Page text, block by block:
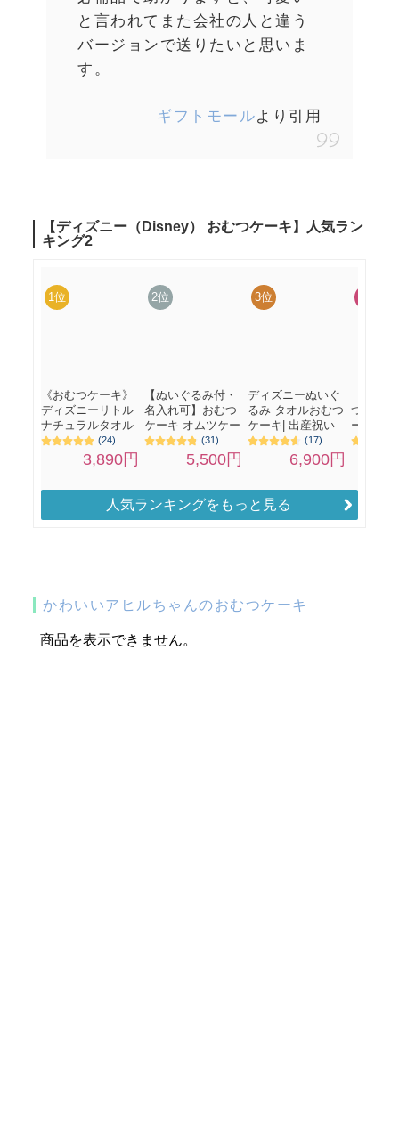
と言われてまた会社の人と違う
バージョンで送りたいと思いま
す。
ギフトモールより引用
人気ランキングをもっと見る
かわいいアヒルちゃんのおむつケーキ